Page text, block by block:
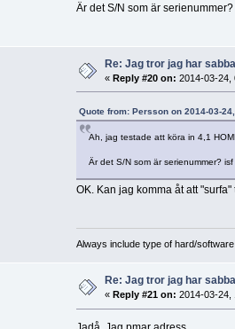
Är det S/N som är
Re: Jag tror jag har
« Reply #20 on: 2014-03-24,
Quote from: Persson on 2014-03-
Ah, jag testade att köra in 4,1
Är det S/N som är serienummer?
OK. Kan jag komma åt att
Always include type of hard/
Re: Jag tror jag har
« Reply #21 on: 2014-03-24,